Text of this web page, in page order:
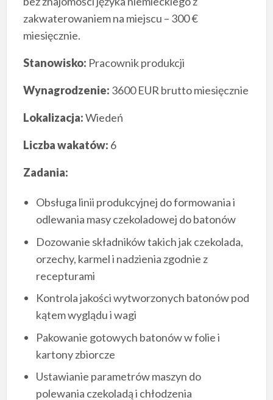
zakwaterowaniem na miejscu – 300 €
miesięcznie.
Stanowisko: Pracownik produkcji
Wynagrodzenie: 3600 EUR brutto miesięcznie
Lokalizacja:Wiedeń
Liczba wakatów: 6
Zadania:
Obsługa linii produkcyjnej do formowania i
odlewania masy czekoladowej do batonów
Dozowanie składników takich jak czekolada,
orzechy, karmel i nadzienia zgodnie z
recepturami
Kontrola jakości wytworzonych batonów pod
kątem wyglądu i wagi
Pakowanie gotowych batonów w folie i
kartony zbiorcze
Ustawianie parametrów maszyn do
polewania czekoladą i chłodzenia